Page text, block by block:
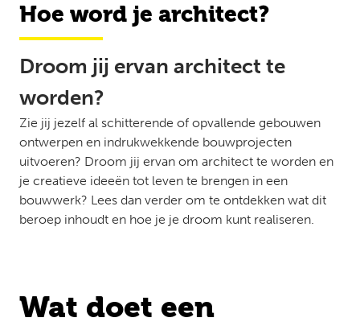
Hoe word je architect?
Droom jij ervan architect te
worden?
Zie jij jezelf al schitterende of opvallende gebouwen
ontwerpen en indrukwekkende bouwprojecten
uitvoeren? Droom jij ervan om architect te worden en
je creatieve ideeën tot leven te brengen in een
bouwwerk? Lees dan verder om te ontdekken wat dit
beroep inhoudt en hoe je je droom kunt realiseren.
Wat doet een